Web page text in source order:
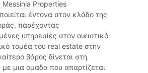
Messinia Properties
έντονα στον κλάδο της
παρέχοντας
υπηρεσίες στον οικιστικό
τομέα του real estate στην
βάρος δίνεται στη
μια ομάδα που απαρτίζεται